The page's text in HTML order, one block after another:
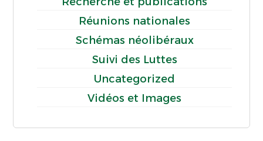
Réunions nationales
Schémas néolibéraux
Suivi des Luttes
Uncategorized
Vidéos et Images